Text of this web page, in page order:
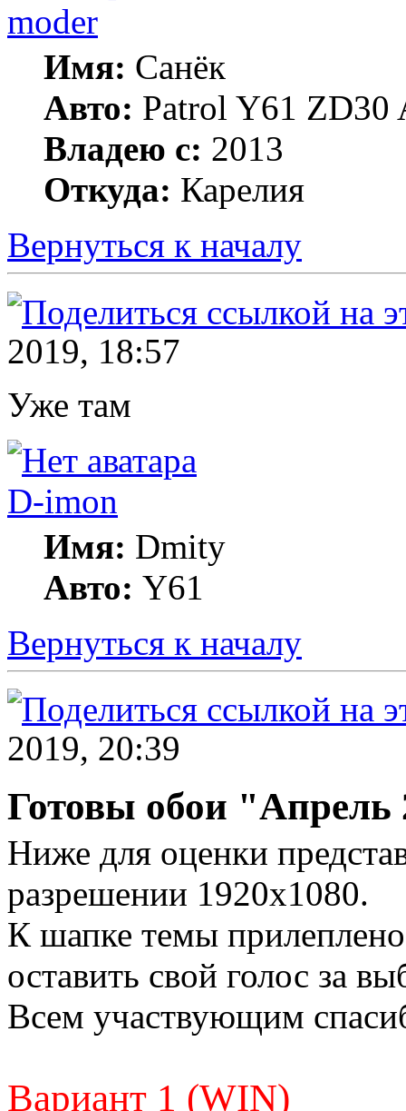
moder
Имя: Санёк
Авто: Patrol Y61 ZD30
Владею с: 2013
Откуда: Карелия
Вернуться к началу
2019, 18:57
Уже там
D-imon
Имя: Dmity
Авто: Y61
Вернуться к началу
2019, 20:39
Готовы обои "Апрель
Ниже для оценки
разрешении 1920х1080.
К шапке темы
оставить свой голос за
Всем участвующим
Вариант 1 (WIN)